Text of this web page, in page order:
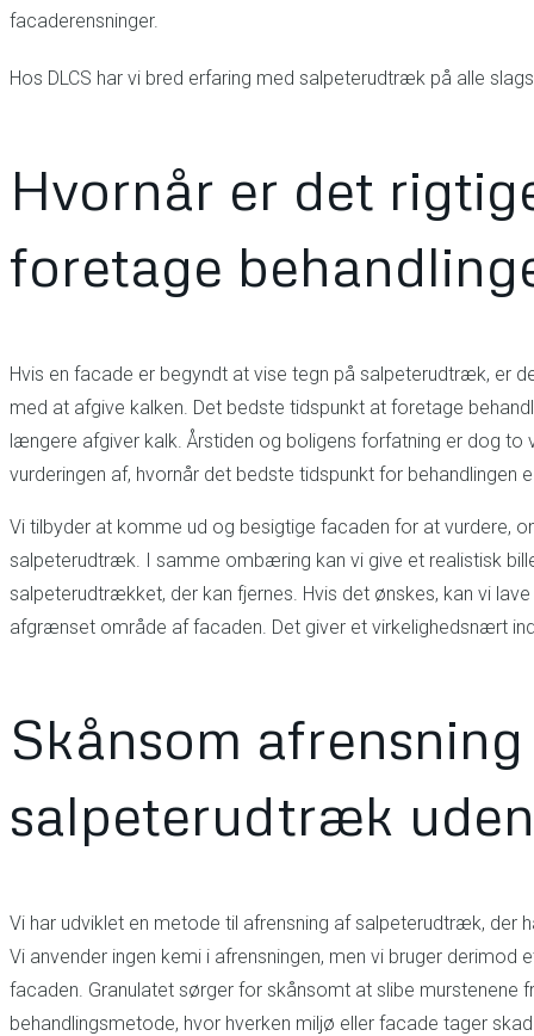
facaderensninger.
Hos DLCS har vi bred erfaring med salpeterudtræk på alle
Hvornår er det
foretage
Hvis en facade er begyndt at vise tegn på salpeterudtræk, er
med at afgive kalken. Det bedste tidspunkt at foretage
længere afgiver kalk. Årstiden og boligens forfatning er dog to
vurderingen af, hvornår det bedste tidspunkt for behandlingen
Vi tilbyder at komme ud og besigtige facaden for at vurdere,
salpeterudtræk. I samme ombæring kan vi give et realistisk
salpeterudtrækket, der kan fjernes. Hvis det ønskes, kan vi
afgrænset område af facaden. Det giver et virkelighedsnært
Skånsom
salpeterudtræk
Vi har udviklet en metode til afrensning af salpeterudtræk,
Vi anvender ingen kemi i afrensningen, men vi bruger
facaden. Granulatet sørger for skånsomt at slibe murstenene
behandlingsmetode, hvor hverken miljø eller facade tager